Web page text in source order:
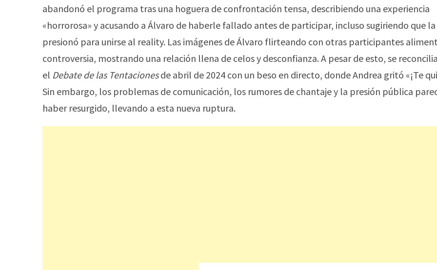
abandonó el programa tras una hoguera de confrontación tensa, describiendo una experiencia
«horrorosa» y acusando a Álvaro de haberle fallado antes de participar, incluso sugiriendo que la
presionó para unirse al reality. Las imágenes de Álvaro flirteando con otras participantes
controversia, mostrando una relación llena de celos y desconfianza. A pesar de esto, se
el Debate de las Tentacionesde abril de 2024 con un beso en directo, donde Andrea gritó «¡Te
Sin embargo, los problemas de comunicación, los rumores de chantaje y la presión pública
haber resurgido, llevando a esta nueva ruptura.